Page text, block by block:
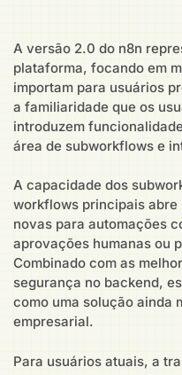
A versão 2.0 do n8n
plataforma, focando em
importam para usuários
a familiaridade que os
introduzem
área de subworkflows e
A capacidade dos
workflows principais abre
novas para automações
aprovações humanas ou
Combinado com as
segurança no backend,
como uma solução ainda
empresarial.
Para usuários atuais, a